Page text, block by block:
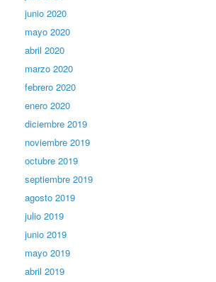
junio 2020
mayo 2020
abril 2020
marzo 2020
febrero 2020
enero 2020
diciembre 2019
noviembre 2019
octubre 2019
septiembre 2019
agosto 2019
julio 2019
junio 2019
mayo 2019
abril 2019